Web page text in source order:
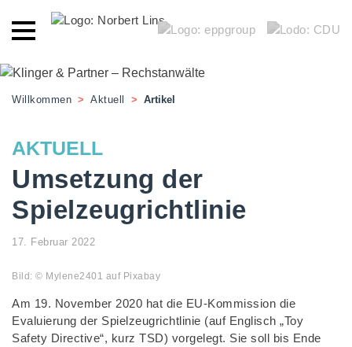
Willkommen > Aktuell > Artikel
AKTUELL
Umsetzung der
Spielzeugrichtlinie
17. Februar 2022
Bild: © Mylene2401 auf Pixabay
Am 19. November 2020 hat die EU-Kommission die
Evaluierung der Spielzeugrichtlinie (auf Englisch „Toy
Safety Directive“, kurz TSD) vorgelegt. Sie soll bis Ende